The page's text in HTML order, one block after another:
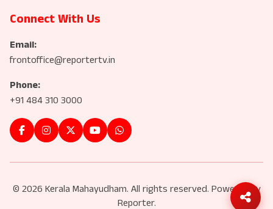
Connect With Us
Email:
frontoffice@reportertv.in
Phone:
+91 484 310 3000
© 2026 Kerala Mahayudham. All rights reserved. Powered by
Reporter.